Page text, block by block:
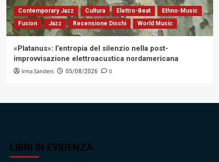
Contemporary Jazz Cultura Elettro-Beat
Ethno-Music
Fusion
Jazz Recensione Dischi World Music
«Platanus»: l’entropia del silenzio nella post-
improvvisazione elettroacustica nordamericana
Irma Sanders 05/08/2026 0
LIBRI IN EVIDENZA